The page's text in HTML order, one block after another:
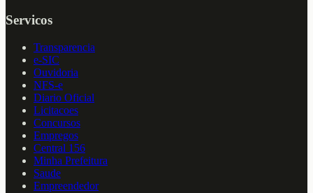
Servicos
Transparencia
e-SIC
Ouvidoria
NFS-e
Diario Oficial
Licitacoes
Concursos
Empregos
Central 156
Minha Prefeitura
Saude
Empreendedor